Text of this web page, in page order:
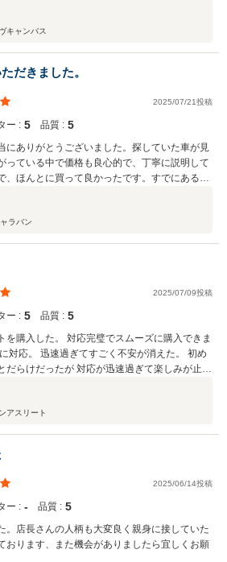
キャンバス
だきました。
2025/07/21投稿
ー : 5 品質 : 5
にありがとうございました。探していた車が見
っている中で価格も良心的で、丁寧に説明して
、ほんとに買って良かったです。すでにある車
したいと思いました。ありがとうございまし
ラバン
2025/07/09投稿
ー : 5 品質 : 5
でスムーズに購入できま
対応。 迅速過ぎてすごく不安が消えた。 初め
だらけだったが 対応が迅速過ぎて楽しみが止ま
をつけたくて相談とうしたら 確認をすぐにと
らここがいいと思う。
アスリート
2025/06/14投稿
ー : ‐ 品質 : 5
。店長さんの人柄も大変良く親身に接していた
おります、また機会がありましたら宜しくお願